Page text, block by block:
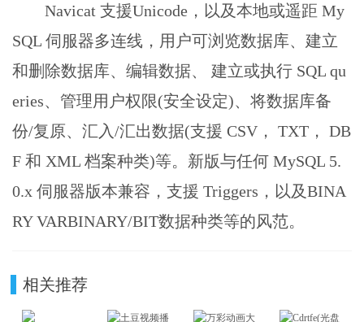
Navicat 支援Unicode，以及本地或遥距 My
SQL 伺服器多连线，用户可浏览数据库、建立
和删除数据库、编辑数据、 建立或执行 SQL qu
eries、管理用户权限(安全设定)、将数据库备
份/复原、汇入/汇出数据(支援 CSV， TXT， DB
F 和 XML 档案种类)等。新版与任何 MySQL 5.
0.x 伺服器版本兼容，支援 Triggers，以及BINA
RY VARBINARY/BIT数据种类等的风范。
相关推荐